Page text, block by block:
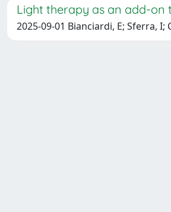
Light therapy as an add-
2025-09-01 Bianciardi, E; Sferra,